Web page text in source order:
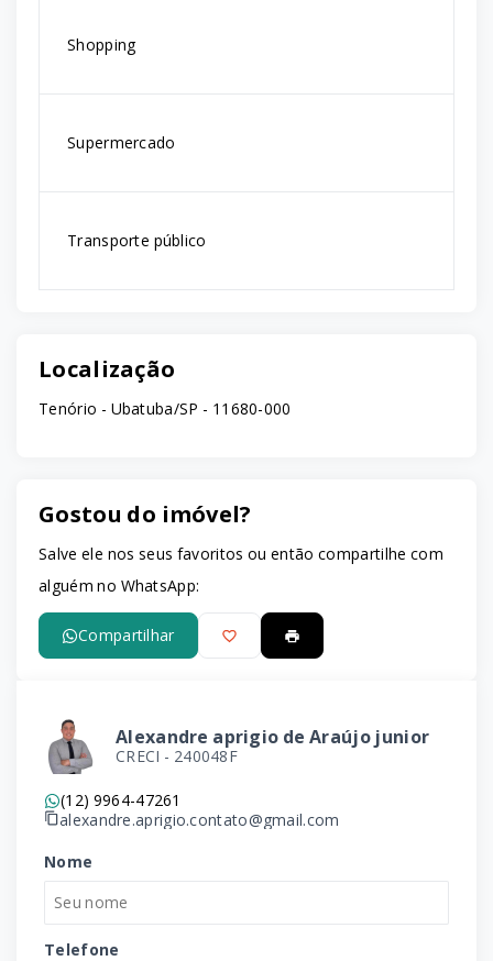
Shopping
Supermercado
Transporte público
Localização
Tenório - Ubatuba/SP - 11680-000
Gostou do imóvel?
Salve ele nos seus favoritos ou então compartilhe com
alguém no WhatsApp:
Compartilhar
Alexandre aprigio de Araújo junior
CRECI - 240048F
(12) 9964-47261
alexandre.aprigio.contato@gmail.com
Nome
Telefone